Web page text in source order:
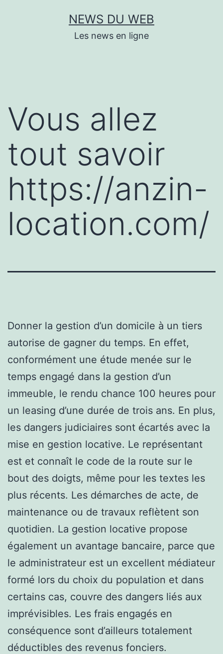
NEWS DU WEB
Les news en ligne
Vous allez
tout savoir
https://anzin-
location.com/
Donner la gestion d’un domicile à un tiers
autorise de gagner du temps. En effet,
conformément une étude menée sur le
temps engagé dans la gestion d’un
immeuble, le rendu chance 100 heures pour
un leasing d’une durée de trois ans. En plus,
les dangers judiciaires sont écartés avec la
mise en gestion locative. Le représentant
est et connaît le code de la route sur le
bout des doigts, même pour les textes les
plus récents. Les démarches de acte, de
maintenance ou de travaux reflètent son
quotidien. La gestion locative propose
également un avantage bancaire, parce que
le administrateur est un excellent médiateur
formé lors du choix du population et dans
certains cas, couvre des dangers liés aux
imprévisibles. Les frais engagés en
conséquence sont d’ailleurs totalement
déductibles des revenus fonciers.